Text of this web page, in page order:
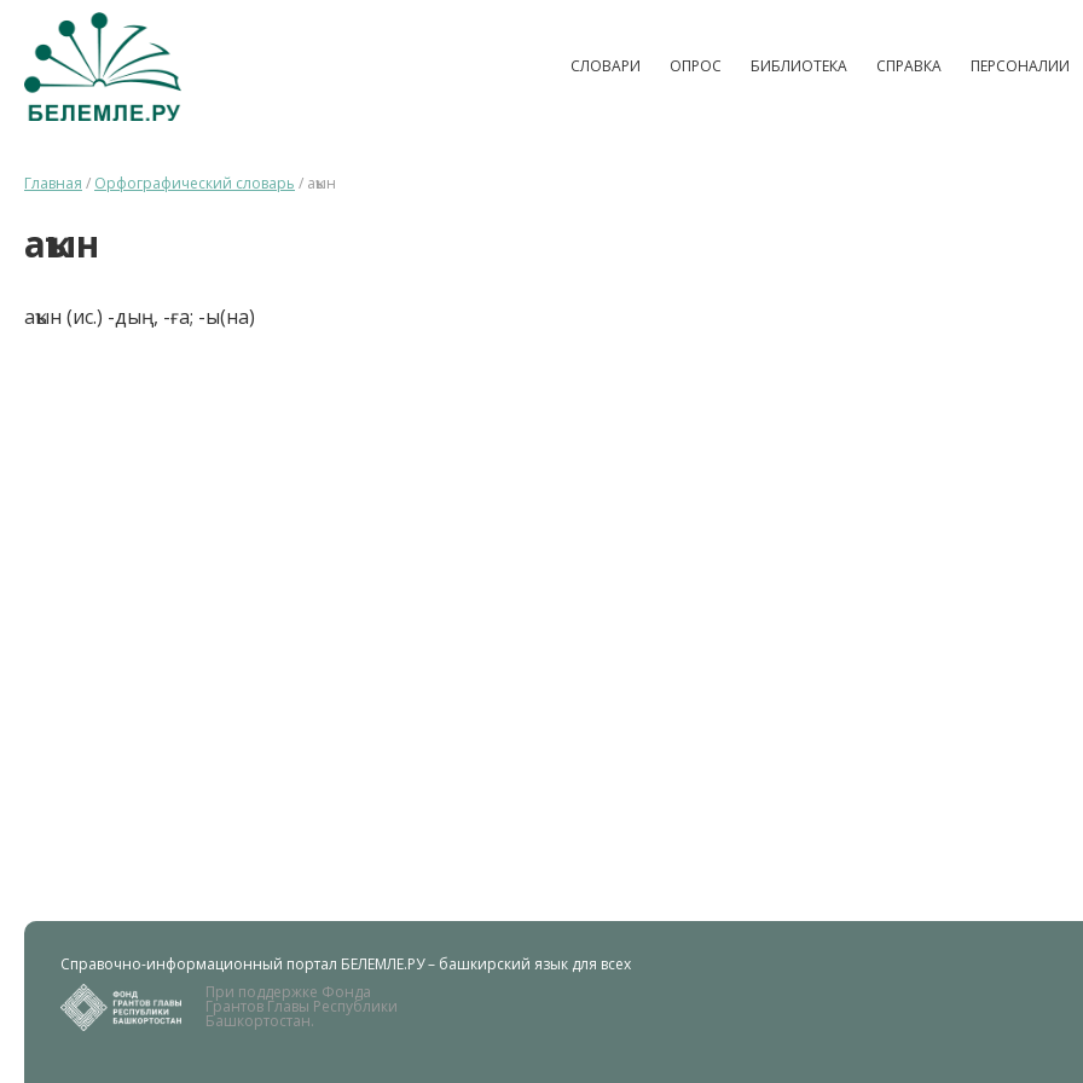
СЛОВАРИ ОПРОС БИБЛИОТЕКА СПРАВКА ПЕРСОНАЛИИ
Главная / Орфографический словарь / аҡын
аҡын
аҡын (ис.) -дың, -ға; -ы(на)
Справочно-информационный портал БЕЛЕМЛЕ.РУ – башкирский язык для всех
При поддержке Фонда
Грантов Главы Республики
Башкортостан.